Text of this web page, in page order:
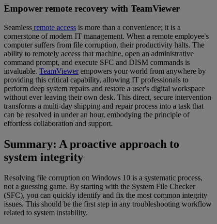
Empower remote recovery with TeamViewer
Seamless remote access is more than a convenience; it is a
cornerstone of modern IT management. When a remote employee's
computer suffers from file corruption, their productivity halts. The
ability to remotely access that machine, open an administrative
command prompt, and execute SFC and DISM commands is
invaluable. TeamViewerempowers your world from anywhere by
providing this critical capability, allowing IT professionals to
perform deep system repairs and restore a user's digital workspace
without ever leaving their own desk. This direct, secure intervention
transforms a multi-day shipping and repair process into a task that
can be resolved in under an hour, embodying the principle of
effortless collaboration and support.
Summary: A proactive approach to
system integrity
Resolving file corruption on Windows 10 is a systematic process,
not a guessing game. By starting with the System File Checker
(SFC), you can quickly identify and fix the most common integrity
issues. This should be the first step in any troubleshooting workflow
related to system instability.